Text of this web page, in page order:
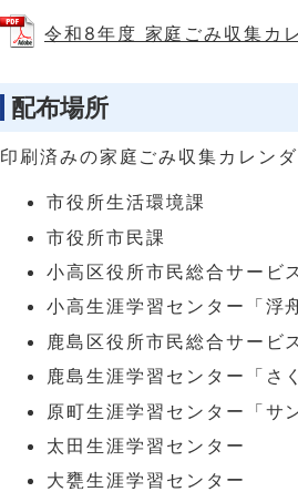
令和8年度 家庭ごみ収集カ
配布場所
印刷済みの家庭ごみ収集カレン
市役所生活環境課
市役所市民課
小高区役所市民総合サービ
小高生涯学習センター「浮
鹿島区役所市民総合サービ
鹿島生涯学習センター「さ
原町生涯学習センター「サ
太田生涯学習センター
大甕生涯学習センター